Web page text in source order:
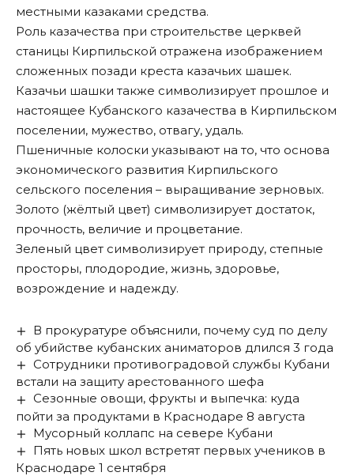
местными казаками средства.
Роль казачества при строительстве церквей
станицы Кирпильской отражена изображением
сложенных позади креста казачьих шашек.
Казачьи шашки также символизирует прошлое и
настоящее Кубанского казачества в Кирпильском
поселении, мужество, отвагу, удаль.
Пшеничные колоски указывают на то, что основа
экономического развития Кирпильского
сельского поселения – выращивание зерновых.
Золото (жёлтый цвет) символизирует достаток,
прочность, величие и процветание.
Зеленый цвет символизирует природу, степные
просторы, плодородие, жизнь, здоровье,
возрождение и надежду.
В прокуратуре объяснили, почему суд по делу
об убийстве кубанских аниматоров длился 3 года
Сотрудники противоградовой службы Кубани
встали на защиту арестованного шефа
Сезонные овощи, фрукты и выпечка: куда
пойти за продуктами в Краснодаре 8 августа
Мусорный коллапс на севере Кубани
Пять новых школ встретят первых учеников в
Краснодаре 1 сентября